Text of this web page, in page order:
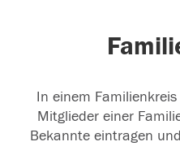
In einem
Mitglieder einer
Bekannte eintragen